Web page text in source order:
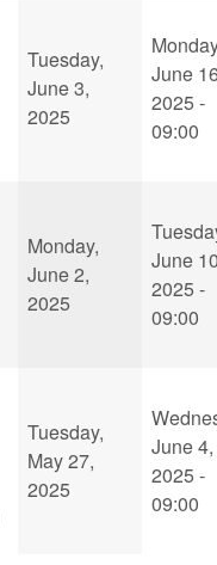
Tuesday,
June 3,
2025
June
2025 -
09:00
Monday,
June 2,
2025
June
2025 -
09:00
Tuesday,
May 27,
2025
June 4,
2025 -
09:00